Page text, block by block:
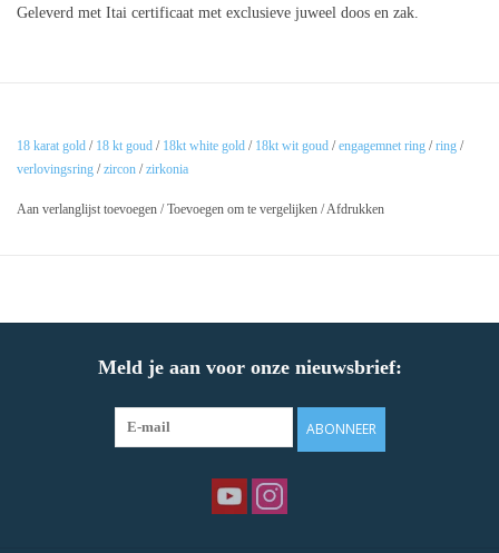
Geleverd met Itai certificaat met exclusieve juweel doos en zak.
18 karat gold / 18 kt goud / 18kt white gold / 18kt wit goud /engagemnet ring /ring /
verlovingsring /zircon /zirkonia
Aan verlanglijst toevoegen /Toevoegen om te vergelijken /Afdrukken
Meld je aan voor onze nieuwsbrief:
ABONNEER